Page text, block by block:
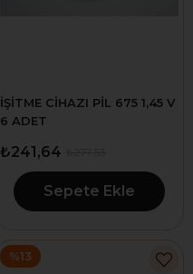
İŞİTME CİHAZI PİL 675 1,45 V
6 ADET
₺241,64
Sepete Ekle
%13